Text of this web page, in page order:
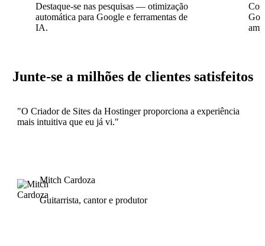
Destaque-se nas pesquisas — otimização
automática para Google e ferramentas de
IA.
Junte-se a milhões de clientes satisfeitos
"O Criador de Sites da Hostinger proporciona a experiência
mais intuitiva que eu já vi."
Mitch Cardoza
Guitarrista, cantor e produtor